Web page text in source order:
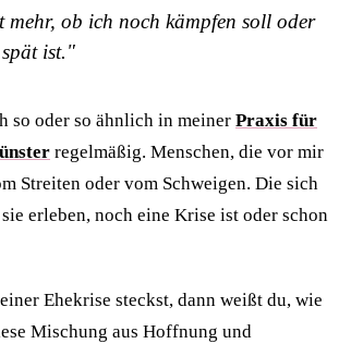
mehr, ob ich noch kämpfen soll oder
ist."
so oder so ähnlich in meiner Praxis für
regelmäßig. Menschen, die vor mir
Streiten oder vom Schweigen. Die sich
erleben, noch eine Krise ist oder schon
Ehekrise steckst, dann weißt du, wie
Mischung aus Hoffnung und